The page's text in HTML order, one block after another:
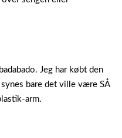
Jeg har købt den
bare det ville være SÅ
arm.